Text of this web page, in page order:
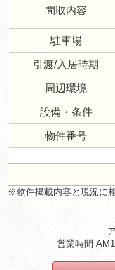
間取内容
駐車場
引渡/入居時期
周辺環境
設備・条件
物件番号
※物件掲載内容と現況に
営業時間